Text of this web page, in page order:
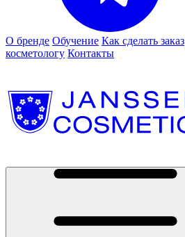
О бренде Обучение Как сделать заказ
косметологу Контакты